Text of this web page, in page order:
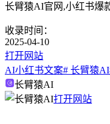
长臂猿AI官网,小红书爆
收录时间：
2025-04-10
打开网站
AI小红书文案# 长臂猿AI
长臂猿AI
打开网站